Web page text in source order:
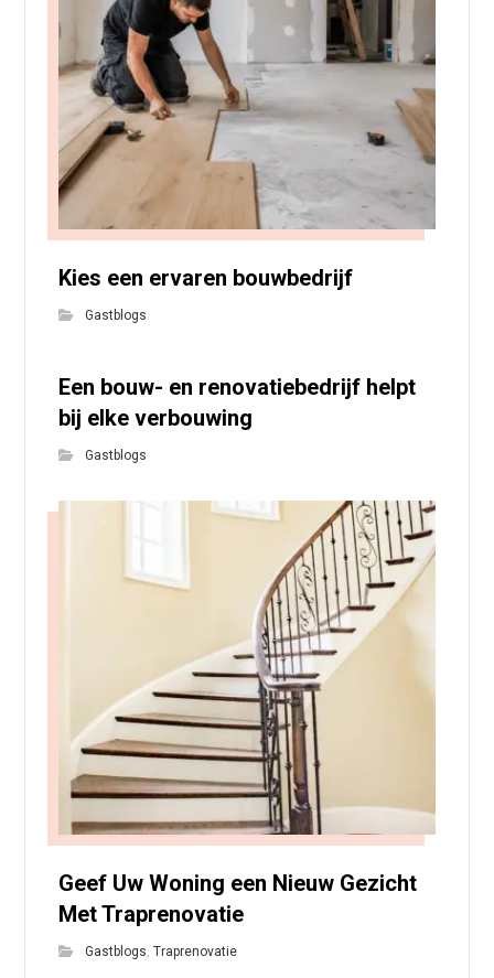
Kies een ervaren bouwbedrijf
Gastblogs
Een bouw- en renovatiebedrijf helpt
bij elke verbouwing
Gastblogs
Geef Uw Woning een Nieuw Gezicht
Met Traprenovatie
Gastblogs,Traprenovatie